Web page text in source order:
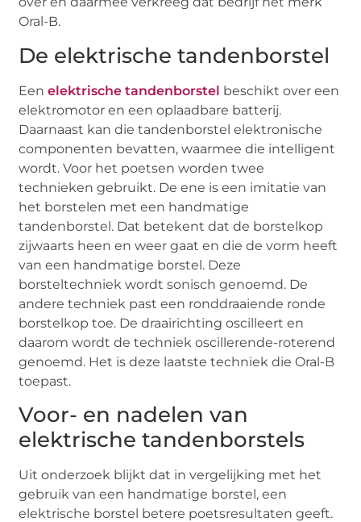
Oral-B.
De elektrische tandenborstel
Eenelektrische tandenborstel beschikt over een
elektromotor en een oplaadbare batterij.
Daarnaast kan die tandenborstel elektronische
componenten bevatten, waarmee die intelligent
wordt. Voor het poetsen worden twee
technieken gebruikt. De ene is een imitatie van
het borstelen met een handmatige
tandenborstel. Dat betekent dat de borstelkop
zijwaarts heen en weer gaat en die de vorm heeft
van een handmatige borstel. Deze
borsteltechniek wordt sonisch genoemd. De
andere techniek past een ronddraaiende ronde
borstelkop toe. De draairichting oscilleert en
daarom wordt de techniek oscillerende-roterend
genoemd. Het is deze laatste techniek die Oral-B
toepast.
Voor- en nadelen van
elektrische tandenborstels
Uit onderzoek blijkt dat in vergelijking met het
gebruik van een handmatige borstel, een
elektrische borstel betere poetsresultaten geeft.